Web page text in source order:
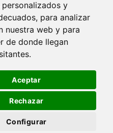
y
para analizar
nuestra web y para
de donde llegan
Aceptar
Rechazar
Configurar